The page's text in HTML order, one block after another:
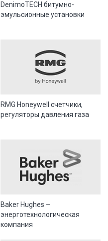
DenimoTECH битумно-
эмульсионные установки
RMG Honeywell счетчики,
регуляторы давления газа
Baker Hughes –
энерготехнологическая
компания